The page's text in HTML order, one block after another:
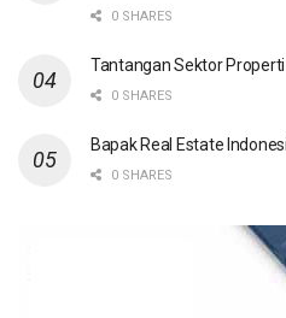
0 SHARES
Tantangan Sektor
0 SHARES
Bapak Real Estate
0 SHARES